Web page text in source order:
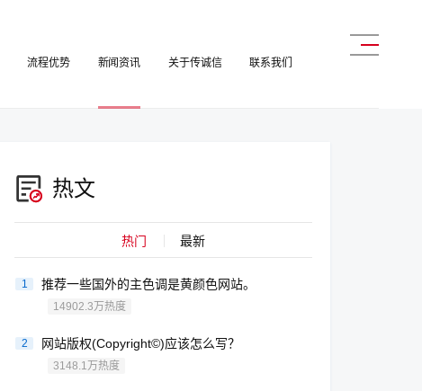
流程优势 新闻资讯 关于传诚信 联系我们
热文
热门 最新
1 推荐一些国外的主色调是黄颜色网站。
14902.3万热度
2 网站版权(Copyright©)应该怎么写？
3148.1万热度